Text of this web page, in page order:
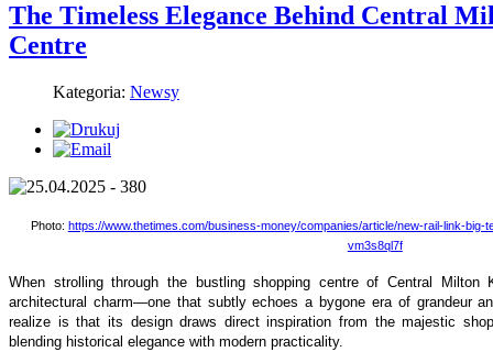
The Timeless Elegance Behind Central
Centre
Kategoria: Newsy
Photo: https://www.thetimes.com/business-money/companies/article/new-rail-link-
vm3s8ql7f
When strolling through the bustling shopping centre of Central
architectural charm—one that subtly echoes a bygone era of grandeur
realize is that its design draws direct inspiration from the majestic
blending historical elegance with modern practicality.